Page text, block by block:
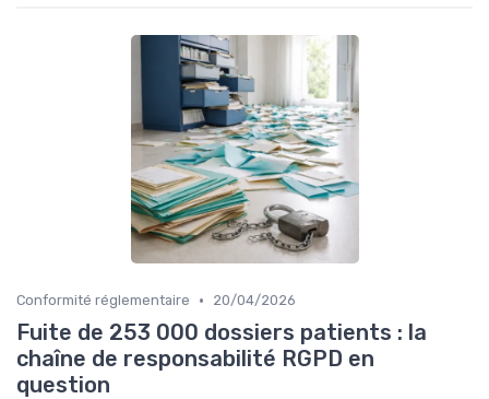
Conformité réglementaire • 20/04/2026
Fuite de 253 000 dossiers patients : la
chaîne de responsabilité RGPD en
question